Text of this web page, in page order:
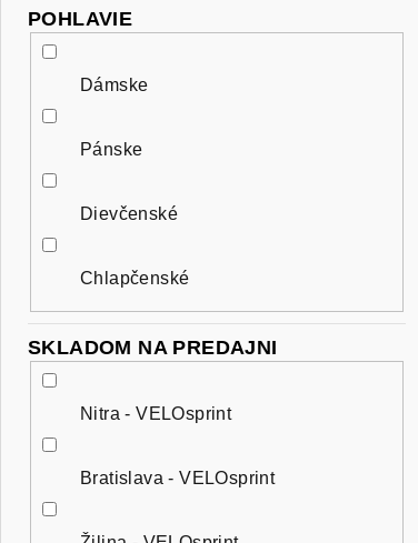
POHLAVIE
Dámske
Pánske
Dievčenské
Chlapčenské
SKLADOM NA PREDAJNI
Nitra - VELOsprint
Bratislava - VELOsprint